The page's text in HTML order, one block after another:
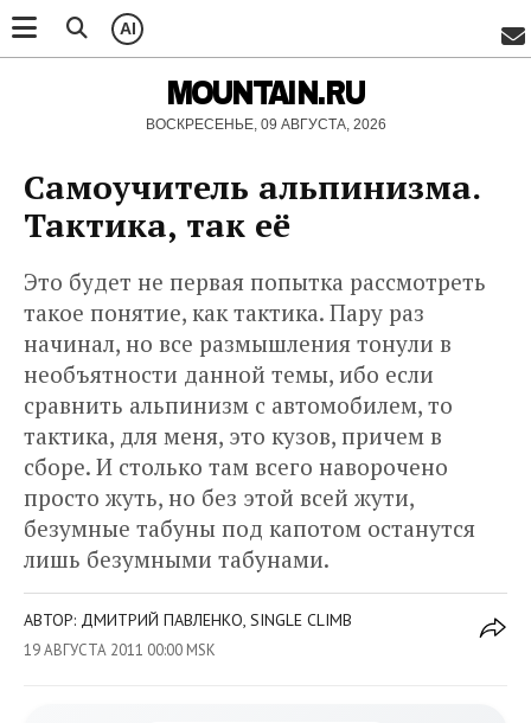
AI
MOUNTAIN.RU
ВОСКРЕСЕНЬЕ, 09 АВГУСТА, 2026
Самоучитель альпинизма.
Тактика, так её
Это будет не первая попытка рассмотреть
такое понятие, как тактика. Пару раз
начинал, но все размышления тонули в
необъятности данной темы, ибо если
сравнить альпинизм с автомобилем, то
тактика, для меня, это кузов, причем в
сборе. И столько там всего наворочено
просто жуть, но без этой всей жути,
безумные табуны под капотом останутся
лишь безумными табунами.
АВТОР: ДМИТРИЙ ПАВЛЕНКО, SINGLE CLIMB
19 АВГУСТА 2011 00:00 MSK